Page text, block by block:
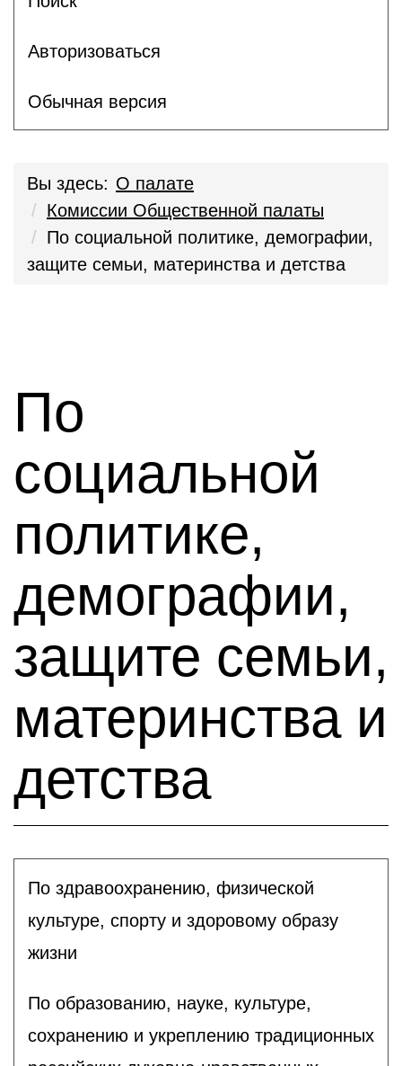
Авторизоваться
Обычная версия
Вы здесь: О палате
Комиссии Общественной палаты
По социальной политике, демографии,
защите семьи, материнства и детства
По
социальной
политике,
демографии,
защите семьи,
материнства и
детства
По здравоохранению, физической
культуре, спорту и здоровому образу
жизни
По образованию, науке, культуре,
сохранению и укреплению традиционных